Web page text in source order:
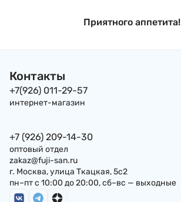
Приятного аппетита!
Контакты
+7(926) 011-29-57
интернет-магазин
+7 (926) 209-14-30
оптовый отдел
zakaz@fuji-san.ru
г. Москва, улица Ткацкая, 5с2
пн–пт с 10:00 до 20:00, сб–вс — выходные